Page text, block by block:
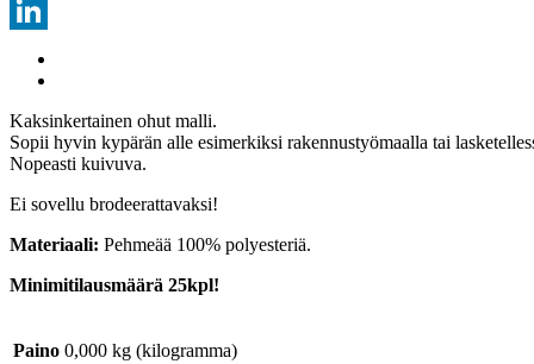
Threads
Kaksinkertainen ohut malli.
Sopii hyvin kypärän alle esimerkiksi rakennustyömaalla tai
Nopeasti kuivuva.
Ei sovellu brodeerattavaksi!
Materiaali: Pehmeää 100% polyesteriä.
Minimitilausmäärä 25kpl!
Paino 0,000 kg (kilogramma)